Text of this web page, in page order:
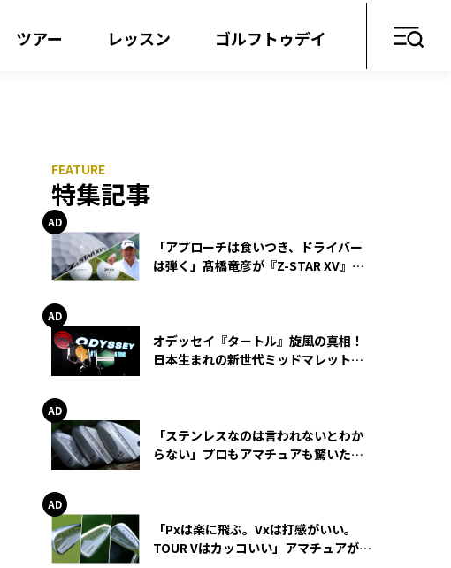
ツアー レッスン ゴルフトゥデイ
特集記事
「アプローチは食いつき、ドライバー
は弾く」髙橋竜彦が『Z-STAR XV』を
オデッセイ『タートル』旋風の真相！
日本生まれの新世代ミッドマレットが
「ステンレスなのは言われないとわか
らない」プロもアマチュアも驚いた
「Pxは楽に飛ぶ。Vxは打感がいい。
TOUR Vはカッコいい」アマチュアが選